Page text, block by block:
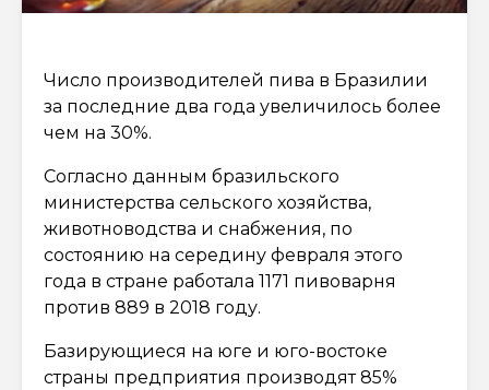
Число производителей пива в Бразилии
за последние два года увеличилось более
чем на 30%.
Согласно данным бразильского
министерства сельского хозяйства,
животноводства и снабжения, по
состоянию на середину февраля этого
года в стране работала 1171 пивоварня
против 889 в 2018 году.
Базирующиеся на юге и юго-востоке
страны предприятия производят 85%